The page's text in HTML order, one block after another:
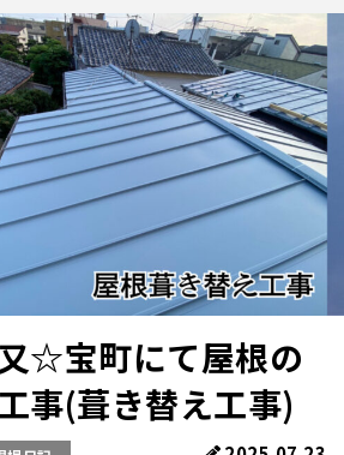
☆宝町にて屋根の
事(葺き替え工事)